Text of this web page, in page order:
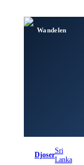
Wandelen
Djoser
Sri
Lanka